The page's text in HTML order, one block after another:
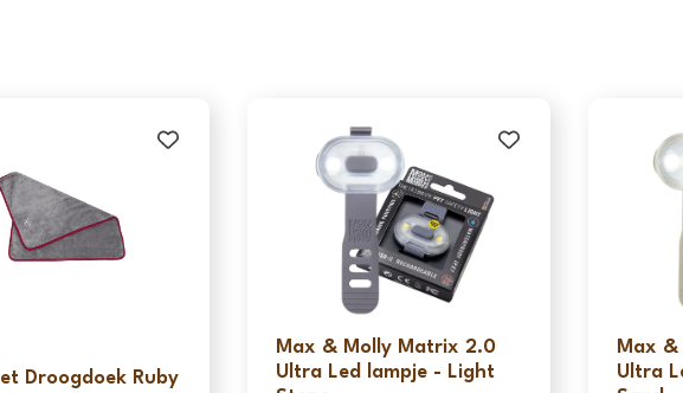
Droogdoek Ruby
Max & Molly Matrix 2.0
Ultra Led lampje - Light
Max
Ultra